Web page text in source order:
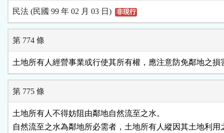
民法 (民國 99 年 02 月 03 日) 非現行
第 774 條
土地所有人經營事業或行使其所有權，應注意防免鄰地之損
第 775 條
土地所有人不得妨阻由鄰地自然流至之水。
自然流至之水為鄰地所必需者，土地所有人縱因其土地利用